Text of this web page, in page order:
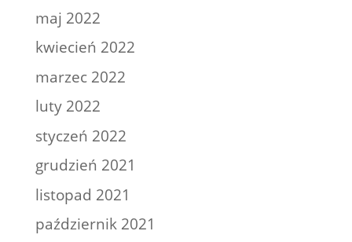
maj 2022
kwiecień 2022
marzec 2022
luty 2022
styczeń 2022
grudzień 2021
listopad 2021
październik 2021